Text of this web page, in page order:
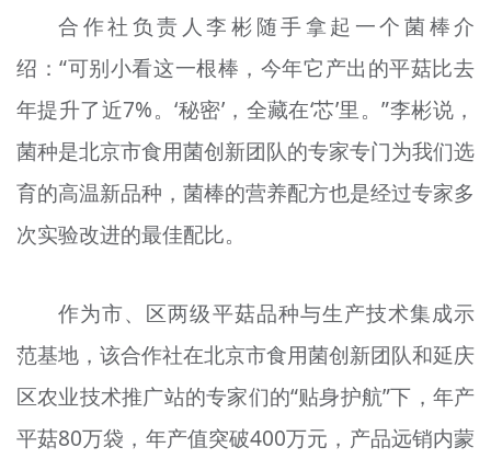
合作社负责人李彬随手拿起一个菌棒介
绍：“可别小看这一根棒，今年它产出的平菇比去
年提升了近7%。‘秘密’，全藏在‘芯’里。”李彬说，
菌种是北京市食用菌创新团队的专家专门为我们选
育的高温新品种，菌棒的营养配方也是经过专家多
次实验改进的最佳配比。
作为市、区两级平菇品种与生产技术集成示
范基地，该合作社在北京市食用菌创新团队和延庆
区农业技术推广站的专家们的“贴身护航”下，年产
平菇80万袋，年产值突破400万元，产品远销内蒙